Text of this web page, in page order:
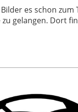
es schon
gelangen. Dort